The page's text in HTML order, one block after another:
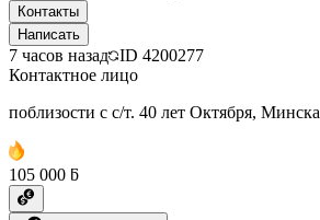
Контакты
Написать
7 часов назад ID 4200277
Контактное лицо
поблизости с с/т. 40 лет Октября,
105 000 ƃ